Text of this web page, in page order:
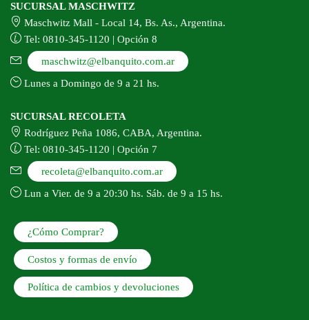
SUCURSAL MASCHWITZ
Maschwitz Mall - Local 14, Bs. As., Argentina.
Tel: 0810-345-1120 | Opción 8
maschwitz@elbanquito.com.ar
Lunes a Domingo de 9 a 21 hs.
SUCURSAL RECOLETA
Rodríguez Peña 1086, CABA, Argentina.
Tel: 0810-345-1120 | Opción 7
recoleta@elbanquito.com.ar
Lun a Vier. de 9 a 20:30 hs. Sáb. de 9 a 15 hs.
¿Cómo Comprar?
Costos y formas de envío
Política de cambios y devoluciones